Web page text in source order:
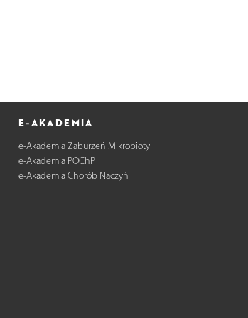
E-AKADEMIA
e-Akademia Zaburzeń Mikrobioty
e-Akademia POChP
e-Akademia Chorób Naczyń